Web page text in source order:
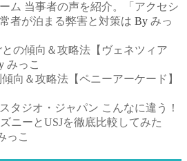
当事者の声を紹介。「アクセシ
者が泊まる弊害と対策は By みっ
の傾向＆攻略法【ヴェネツィア
みっこ
向＆攻略法【ペニーアーケード】
こんなに違う！
ニーとUSJを徹底比較してみた
っこ